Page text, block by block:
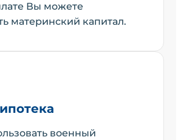
Вы можете
материнский капитал.
военный